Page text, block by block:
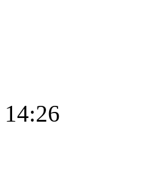
14:26